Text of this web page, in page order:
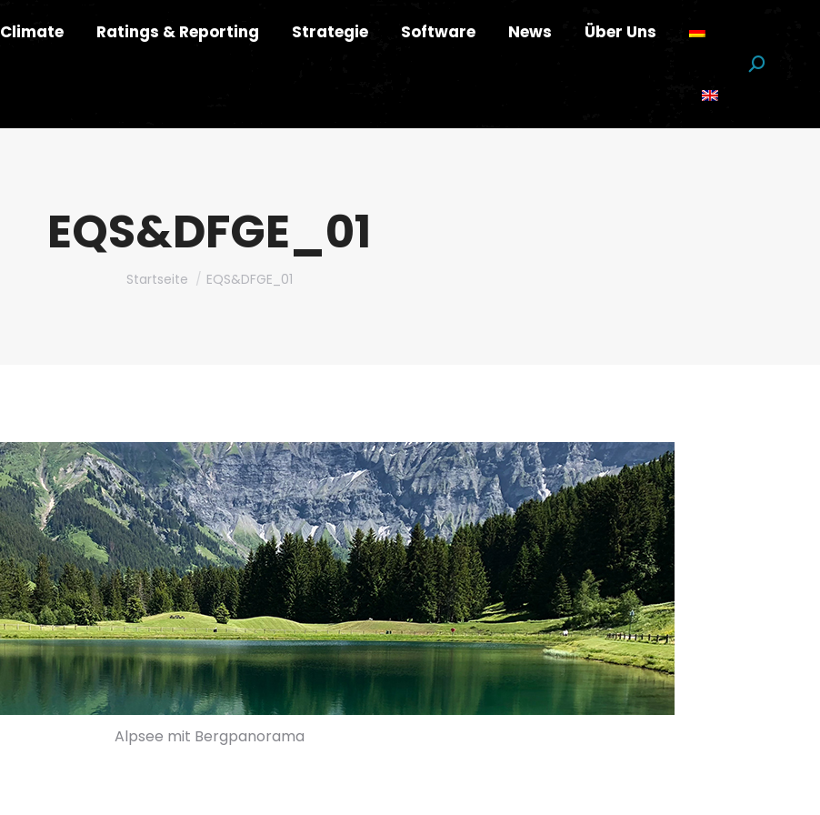
Climate Ratings & Reporting Strategie Software News Über Uns
Suchen:
EQS&DFGE_01
Du bist hier:
Startseite EQS&DFGE_01
Alpsee mit Bergpanorama